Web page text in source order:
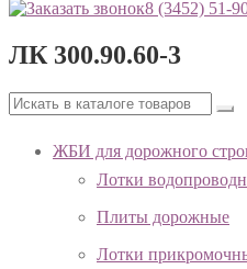
8 (3452) 51-
ЛК 300.90.60-3
ЖБИ для дорожного
Лотки
Плиты дорожные
Лотки